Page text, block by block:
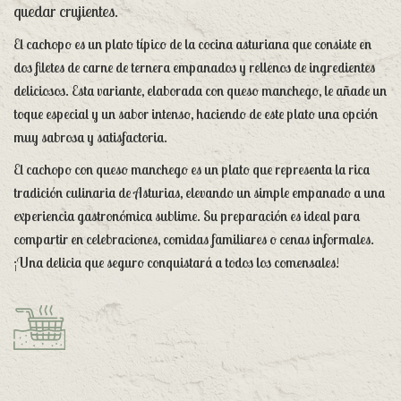
quedar crujientes.
El cachopo es un plato típico de la cocina asturiana que consiste en
dos filetes de carne de ternera empanados y rellenos de ingredientes
deliciosos. Esta variante, elaborada con queso manchego, le añade un
toque especial y un sabor intenso, haciendo de este plato una opción
muy sabrosa y satisfactoria.
El cachopo con queso manchego es un plato que representa la rica
tradición culinaria de Asturias, elevando un simple empanado a una
experiencia gastronómica sublime. Su preparación es ideal para
compartir en celebraciones, comidas familiares o cenas informales.
¡Una delicia que seguro conquistará a todos los comensales!